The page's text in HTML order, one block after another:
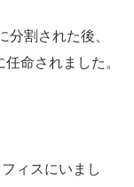
分割された後、
命されました。
ィスにいまし